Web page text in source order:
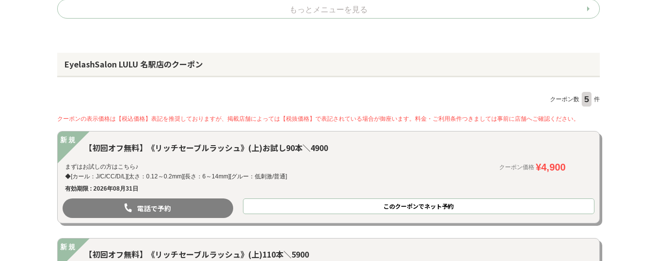
もっとメニューを見る
EyelashSalon LULU 名駅店のクーポン
クーポン数 5 件
クーポンの表示価格は【税込価格】表記を推奨しておりますが、掲載店舗によっては【税抜価格】で表記されている場合が御座います。料金・ご利用条件つきましては事前に店舗へご確認ください。
新規
【初回オフ無料】《リッチセーブルラッシュ》(上)お試し90本＼4900
まずはお試しの方はこちら♪
◆[カール：J/C/CC/D/L][太さ：0.12～0.2mm][長さ：6～14mm][グルー：低刺激/普通]
有効期限 : 2026年08月31日
クーポン価格 ¥4,900
電話で予約 このクーポンでネット予約
新規
【初回オフ無料】《リッチセーブルラッシュ》(上)110本＼5900